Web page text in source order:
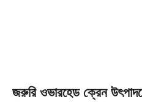
জরুরি ওভারহেড ক্রেন